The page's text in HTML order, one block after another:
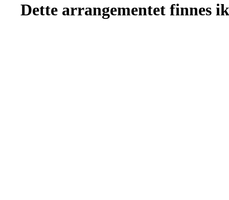
Dette arrangementet finnes